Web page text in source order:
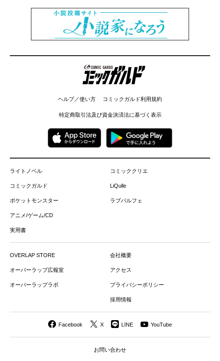
コミックガルド
ヘルプ／使い方 コミックガルド利用規約
特定商取引法及び資金決済法に基づく表示
ライトノベル
コミックガルド
ポケットモンスター
アニメ/ゲーム/CD
実用書
コミッククリエ
LiQulle
ラブパルフェ
OVERLAP STORE
オーバーラップ広報室
オーバーラップラボ
会社概要
アクセス
プライバシーポリシー
採用情報
Facebook X LINE YouTube
お問い合わせ